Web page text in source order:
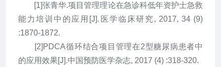
[1]张青华.项目管理理论在急诊科低年资护士急救
能力培训中的应用[J].医学临床研究, 2017, 34 (9)
:1870-1872.
[2]PDCA循环结合项目管理在2型糖尿病患者中
的应用效果[J].中国预防医学杂志, 2017 (4) :318-320.